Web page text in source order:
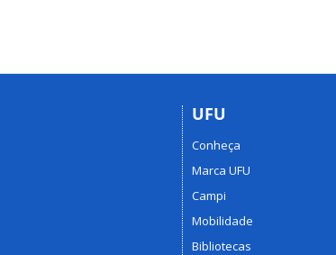
UFU
Conheça
Marca UFU
Campi
Mobilidade
Bibliotecas